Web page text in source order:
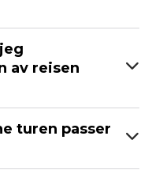
av reisen
turen passer